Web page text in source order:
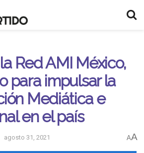
Red AMI México,
para impulsar la
Mediática e
en el país
agosto 31, 2021 AA